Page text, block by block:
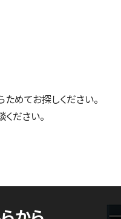
めてお探しください。
ださい。